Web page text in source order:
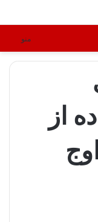
منو
از